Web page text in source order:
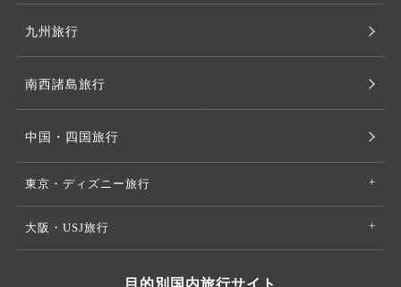
九州旅行
南西諸島旅行
中国・四国旅行
東京・ディズニー旅行
大阪・USJ旅行